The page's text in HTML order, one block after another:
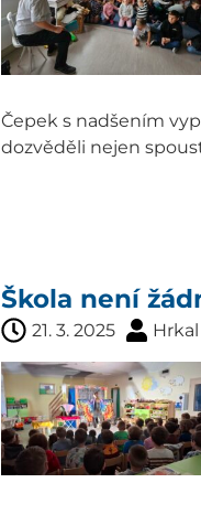
Čepek s nadšením
dozvěděli nejen
Škola není
21. 3. 2025 Hrkal